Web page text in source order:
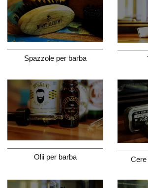
Spazzole per barba
Olii per barba Cere